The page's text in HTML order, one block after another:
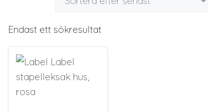
Endast ett sökresultat